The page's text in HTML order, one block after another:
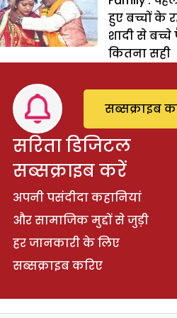
हुए बच्चों के
शादी से बच्चे
कितना सही
सरिता डिजिटल
सब्सक्राइब करें
अपनी पसंदीदा कहानियां
और सामाजिक मुद्दों से जुड़ी
हर जानकारी के लिए
सब्सक्राइब करिए
सब्सक्राइब